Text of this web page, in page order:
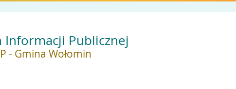
Informacji Publicznej
- Gmina Wołomin